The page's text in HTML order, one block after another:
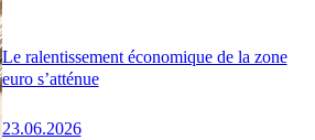
Le ralentissement économique de la zone
euro s’atténue
23.06.2026